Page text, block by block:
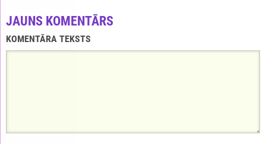
JAUNS KOMENTĀRS
KOMENTĀRA TEKSTS